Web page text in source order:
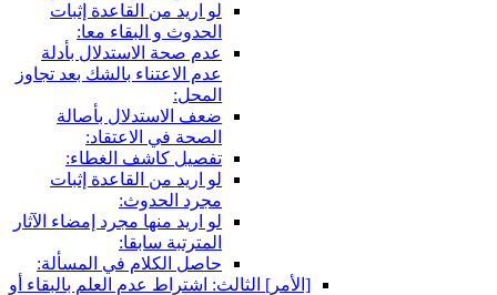
لو اريد من القاعدة إثبات
الحدوث و البقاء معا:
عدم صحة الاستدلال بأدلة
عدم الاعتناء بالشك بعد تجاوز
المحل:
ضعف الاستدلال بأصالة
الصحة في الاعتقاد:
تفصيل كاشف الغطاء:
لو اريد من القاعدة إثبات
مجرد الحدوث:
لو اريد منها مجرد إمضاء الآثار
المترتبة سابقا:
حاصل الكلام في المسألة:
[الأمر] الثالث: اشتراط عدم العلم بالبقاء أو